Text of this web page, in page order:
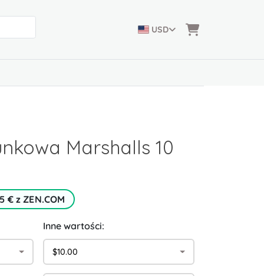
USD
Marshalls 10
€ z ZEN.COM
Inne wartości:
$10.00